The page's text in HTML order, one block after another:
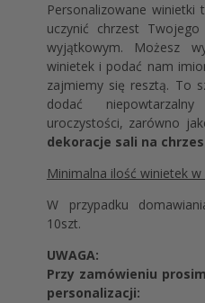
Personalizowane winietki
uczynić chrzest
wyjątkowym. Możesz
winietek i podać nam
zajmiemy się resztą. To
dodać
uroczystości, zarówno
dekoracje sali na
Minimalna ilość winietek
W przypadku
10szt.
UWAGA:
Przy zamówieniu
personalizacji: